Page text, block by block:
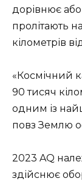
дорівнює або
пролітають
кілометрів
«Космічний
90 тисяч
одним із
повз Землю
2023 AQ
здійснює